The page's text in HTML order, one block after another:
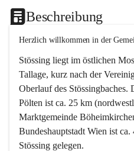
Beschreibung
Herzlich willkommen in der
Stössing liegt im östlichen
Tallage, kurz nach der
Oberlauf des Stössingbaches.
Pölten ist ca. 25 km
Marktgemeinde
Bundeshauptstadt Wien ist
Stössing gelegen.